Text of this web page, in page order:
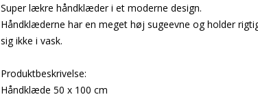
Super lækre håndklæder i et moderne design.
Håndklæderne har en meget høj sugeevne og holder
sig ikke i vask.
Produktbeskrivelse:
Håndklæde 50 x 100 cm